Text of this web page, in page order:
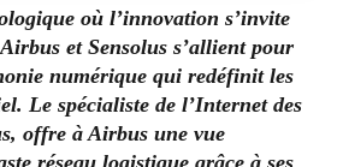
où l’innovation s’invite
et Sensolus s’allient pour
numérique qui redéfinit les
Le spécialiste de l’Internet des
offre à Airbus une vue